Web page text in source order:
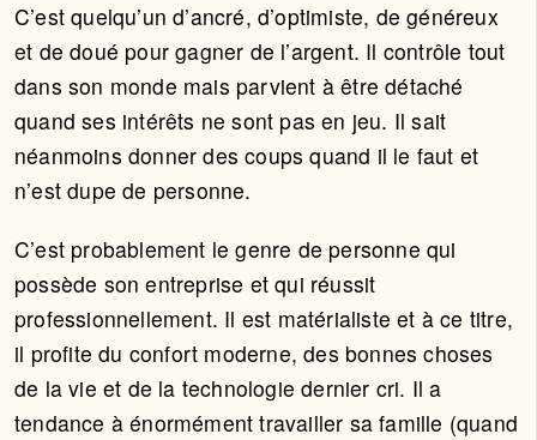
C’est quelqu’un d’ancré, d’optimiste, de généreux
et de doué pour gagner de l’argent. Il contrôle tout
dans son monde mais parvient à être détaché
quand ses intérêts ne sont pas en jeu. Il sait
néanmoins donner des coups quand il le faut et
n’est dupe de personne.
C’est probablement le genre de personne qui
possède son entreprise et qui réussit
professionnellement. Il est matérialiste et à ce titre,
il profite du confort moderne, des bonnes choses
de la vie et de la technologie dernier cri. Il a
tendance à énormément travailler sa famille (quand